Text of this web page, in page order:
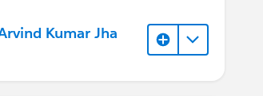
Kumar Jha